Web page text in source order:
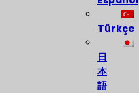
Türkçe
日
本
語